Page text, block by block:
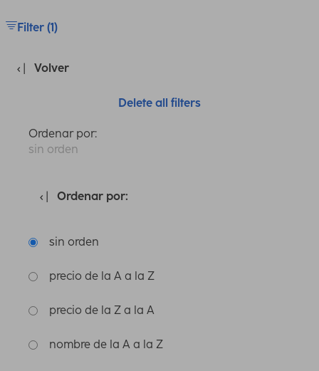
Filter (1)
Volver
Delete all filters
Ordenar por:
sin orden
Ordenar por:
sin orden
precio de la A a la Z
precio de la Z a la A
nombre de la A a la Z